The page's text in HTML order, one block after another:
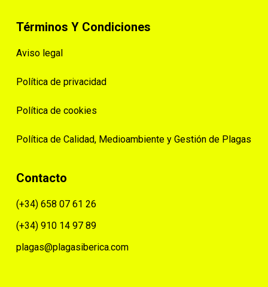
Términos Y Condiciones
Aviso legal
Política de privacidad
Política de cookies
Política de Calidad, Medioambiente y Gestión de Plagas
Contacto
(+34) 658 07 61 26
(+34) 910 14 97 89
plagas@plagasiberica.com